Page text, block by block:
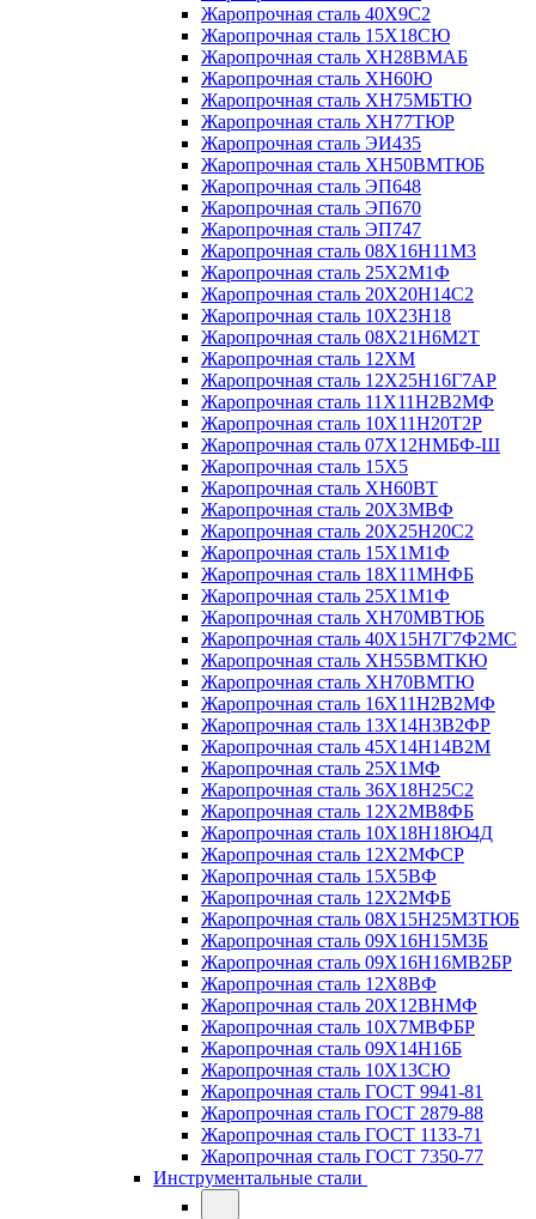
Жаропрочная сталь 40Х9С2
Жаропрочная сталь 15Х18СЮ
Жаропрочная сталь ХН28ВМАБ
Жаропрочная сталь ХН60Ю
Жаропрочная сталь ХН75МБТЮ
Жаропрочная сталь ХН77ТЮР
Жаропрочная сталь ЭИ435
Жаропрочная сталь ХН50ВМТЮБ
Жаропрочная сталь ЭП648
Жаропрочная сталь ЭП670
Жаропрочная сталь ЭП747
Жаропрочная сталь 08Х16Н11М3
Жаропрочная сталь 25Х2М1Ф
Жаропрочная сталь 20Х20Н14С2
Жаропрочная сталь 10Х23Н18
Жаропрочная сталь 08Х21Н6М2Т
Жаропрочная сталь 12ХМ
Жаропрочная сталь 12Х25Н16Г7АР
Жаропрочная сталь 11Х11Н2В2МФ
Жаропрочная сталь 10Х11Н20Т2Р
Жаропрочная сталь 07Х12НМБФ-Ш
Жаропрочная сталь 15Х5
Жаропрочная сталь ХН60ВТ
Жаропрочная сталь 20Х3МВФ
Жаропрочная сталь 20Х25Н20С2
Жаропрочная сталь 15Х1М1Ф
Жаропрочная сталь 18Х11МНФБ
Жаропрочная сталь 25Х1М1Ф
Жаропрочная сталь ХН70МВТЮБ
Жаропрочная сталь 40Х15Н7Г7Ф2МС
Жаропрочная сталь ХН55ВМТКЮ
Жаропрочная сталь ХН70ВМТЮ
Жаропрочная сталь 16Х11Н2В2МФ
Жаропрочная сталь 13Х14Н3В2ФР
Жаропрочная сталь 45Х14Н14В2М
Жаропрочная сталь 25Х1МФ
Жаропрочная сталь 36Х18Н25С2
Жаропрочная сталь 12Х2МВ8ФБ
Жаропрочная сталь 10Х18Н18Ю4Д
Жаропрочная сталь 12Х2МФСР
Жаропрочная сталь 15Х5ВФ
Жаропрочная сталь 12Х2МФБ
Жаропрочная сталь 08Х15Н25М3ТЮБ
Жаропрочная сталь 09Х16Н15М3Б
Жаропрочная сталь 09Х16Н16МВ2БР
Жаропрочная сталь 12Х8ВФ
Жаропрочная сталь 20Х12ВНМФ
Жаропрочная сталь 10Х7МВФБР
Жаропрочная сталь 09Х14Н16Б
Жаропрочная сталь 10Х13СЮ
Жаропрочная сталь ГОСТ 9941-81
Жаропрочная сталь ГОСТ 2879-88
Жаропрочная сталь ГОСТ 1133-71
Жаропрочная сталь ГОСТ 7350-77
Инструментальные стали